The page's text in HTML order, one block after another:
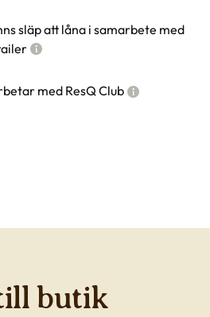
släp att låna i samarbete med
med ResQ Club
butik